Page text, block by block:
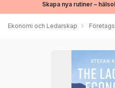
Skapa nya rutiner –
Ekonomi och Ledarskap